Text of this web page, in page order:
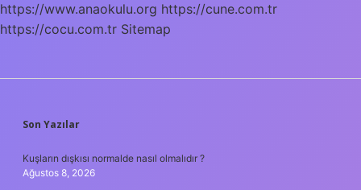
https://www.anaokulu.org https://cune.com.tr
https://cocu.com.tr Sitemap
SIDEBAR
Son Yazılar
Kuşların dışkısı normalde nasıl olmalıdır ?
Ağustos 8, 2026